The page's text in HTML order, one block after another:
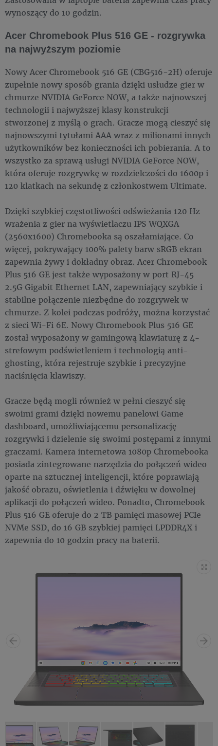
wynoszący do 10 godzin.
Acer Chromebook Plus 516 GE - rozgrywka
na najwyższym poziomie
Nowy Acer Chromebook 516 GE (CBG516-2H) oferuje
zupełnie nowy sposób grania dzięki usłudze gier w
chmurze NVIDIA GeForce NOW, a także najnowszej
technologii i najwyższej klasy konstrukcji
stworzonej z myślą o grach. Gracze mogą cieszyć się
najnowszymi tytułami AAA wraz z milionami innych
użytkowników bez konieczności ich pobierania. A to
wszystko za sprawą usługi NVIDIA GeForce NOW,
która oferuje rozgrywkę w rozdzielczości do 1600p i
120 klatkach na sekundę z członkostwem Ultimate.
Dzięki szybkiej częstotliwości odświeżania 120 Hz
wrażenia z gier na wyświetlaczu IPS WQXGA
(2560x1600) Chromebooka są oszałamiające. Co
więcej, pokrywający 100% palety barw sRGB ekran
zapewnia żywy i dokładny obraz. Acer Chromebook
Plus 516 GE jest także wyposażony w port RJ-45
2.5G Gigabit Ethernet LAN, zapewniający szybkie i
stabilne połączenie niezbędne do rozgrywek w
chmurze. Z kolei podczas podróży, można korzystać
z sieci Wi-Fi 6E. Nowy Chromebook Plus 516 GE
został wyposażony w gamingową klawiaturę z 4-
strefowym podświetleniem i technologią anti-
ghosting, która rejestruje szybkie i precyzyjne
naciśnięcia klawiszy.
Gracze będą mogli również w pełni cieszyć się
swoimi grami dzięki nowemu panelowi Game
dashboard, umożliwiającemu personalizację
rozgrywki i dzielenie się swoimi postępami z innymi
graczami. Kamera internetowa 1080p Chromebooka
posiada zintegrowane narzędzia do połączeń wideo
oparte na sztucznej inteligencji, które poprawiają
jakość obrazu, oświetlenia i dźwięku w dowolnej
aplikacji do połączeń wideo. Ponadto, Chromebook
Plus 516 GE oferuje do 2 TB pamięci masowej PCIe
NVMe SSD, do 16 GB szybkiej pamięci LPDDR4X i
zapewnia do 10 godzin pracy na baterii.